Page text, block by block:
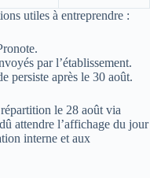
utiles à entreprendre :
par l’établissement.
persiste après le 30 août.
le 28 août via
attendre l’affichage du jour
interne et aux